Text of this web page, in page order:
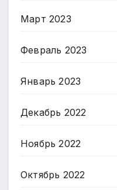
Март 2023
Февраль 2023
Январь 2023
Декабрь 2022
Ноябрь 2022
Октябрь 2022